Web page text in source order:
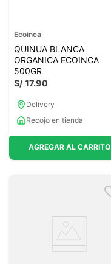
Ecoinca
QUINUA BLANCA
ORGANICA ECOINCA
500GR
S/17.90
Delivery
Recojo en tienda
AGREGAR AL CARRITO